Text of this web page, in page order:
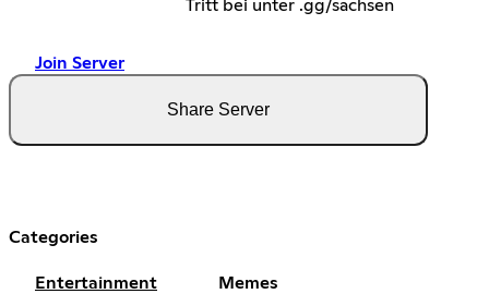
Tritt bei unter .gg/sachsen
Join Server
Share Server
Categories
Entertainment Memes